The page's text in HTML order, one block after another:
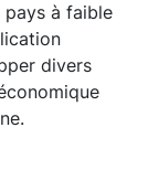
pays à faible
divers